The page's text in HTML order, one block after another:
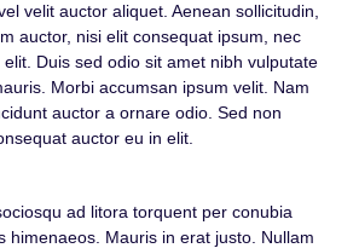
velit auctor aliquet. Aenean sollicitudin,
auctor, nisi elit consequat ipsum, nec
Duis sed odio sit amet nibh vulputate
Morbi accumsan ipsum velit. Nam
auctor a ornare odio. Sed non
auctor eu in elit.
ad litora torquent per conubia
himenaeos. Mauris in erat justo. Nullam